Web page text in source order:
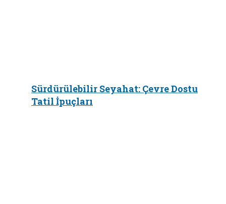
Sürdürülebilir Seyahat: Çevre Dostu
Tatil İpuçları